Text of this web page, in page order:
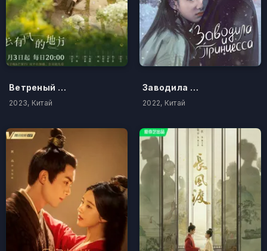
Ветреный дворец
2023, Китай
Заводила и принцесса
2022, Китай